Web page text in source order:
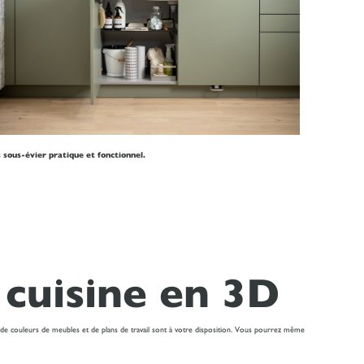
sous-évier pratique et fonctionnel.
en 3D
couleurs de meubles et de plans de travail sont à votre disposition. Vous pourrez même